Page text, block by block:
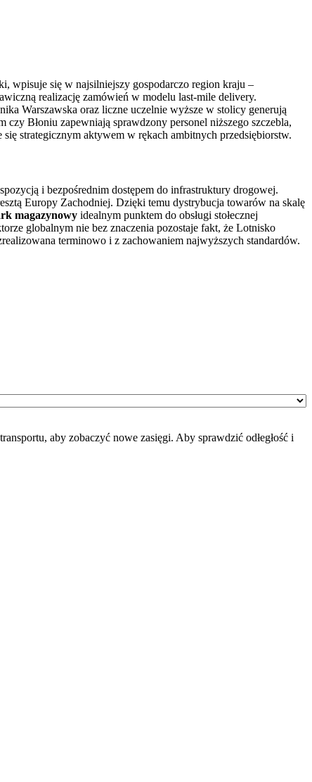
wpisuje się w najsilniejszy gospodarczo region kraju –
realizację zamówień w modelu last-mile delivery.
Warszawska oraz liczne uczelnie wyższe w stolicy generują
Błoniu zapewniają sprawdzony personel niższego szczebla,
strategicznym aktywem w rękach ambitnych przedsiębiorstw.
i bezpośrednim dostępem do infrastruktury drogowej.
Europy Zachodniej. Dzięki temu dystrybucja towarów na skalę
magazynowy idealnym punktem do obsługi stołecznej
globalnym nie bez znaczenia pozostaje fakt, że Lotnisko
terminowo i z zachowaniem najwyższych standardów.
aby zobaczyć nowe zasięgi. Aby sprawdzić odłegłość i